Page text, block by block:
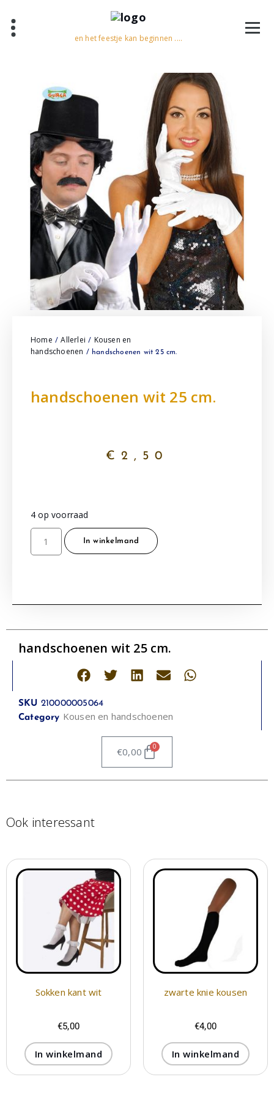
en het feestje kan beginnen ....
Home /Allerlei / Kousen en
handschoenen / handschoenen wit 25 cm.
handschoenen wit 25 cm.
€ 2,50
4 op voorraad
In winkelmand
handschoenen wit 25 cm.
SKU 210000005064
Category Kousen en handschoenen
€0,00 0
Ook interessant
Sokken kant wit
€5,00
In winkelmand
zwarte knie kousen
€4,00
In winkelmand